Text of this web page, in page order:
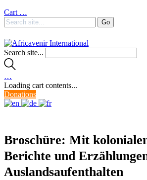
Cart …
Search site...
…
Loading cart contents...
Donations
Broschüre: Mit
Berichte und
Auslandsaufenthalten